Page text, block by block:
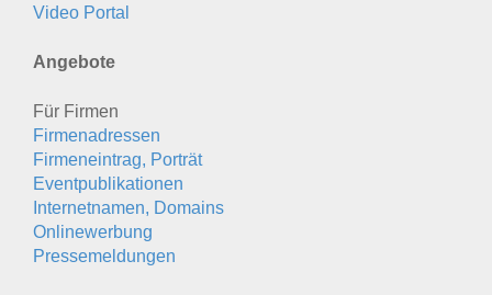
Video Portal
Angebote
Für Firmen
Firmenadressen
Firmeneintrag, Porträt
Eventpublikationen
Internetnamen, Domains
Onlinewerbung
Pressemeldungen